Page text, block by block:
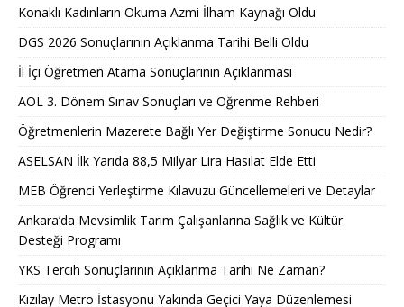
Konaklı Kadınların Okuma Azmi İlham Kaynağı Oldu
DGS 2026 Sonuçlarının Açıklanma Tarihi Belli Oldu
İl İçi Öğretmen Atama Sonuçlarının Açıklanması
AÖL 3. Dönem Sınav Sonuçları ve Öğrenme Rehberi
Öğretmenlerin Mazerete Bağlı Yer Değiştirme Sonucu Nedir?
ASELSAN İlk Yarıda 88,5 Milyar Lira Hasılat Elde Etti
MEB Öğrenci Yerleştirme Kılavuzu Güncellemeleri ve Detaylar
Ankara’da Mevsimlik Tarım Çalışanlarına Sağlık ve Kültür
Desteği Programı
YKS Tercih Sonuçlarının Açıklanma Tarihi Ne Zaman?
Kızılay Metro İstasyonu Yakında Geçici Yaya Düzenlemesi